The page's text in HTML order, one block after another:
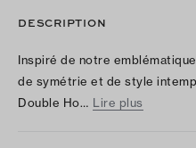
DESCRIPTION
Inspiré de notre
de symétrie et de style
Double Ho… Lire plus